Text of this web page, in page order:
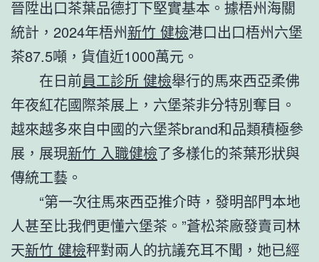
晉陞出口茶葉品德打下堅實基本。據梧州海關
統計，2024年梧州新竹 健檢港口出口梧州六堡
茶87.5噸，貨值近1000萬元。
在日前員工診所 健檢舉行的馬來西亞柔佛
年夜紅花國際茶展上，六堡茶非分特別奪目。
越來越多來自中國的六堡茶brand和品類積極參
展，展現新竹 入職健檢了多樣化的茶葉形狀與
傳統工藝。
“第一次往馬來西亞推介時，發明部門本地
人甚至比我們更懂六堡茶。”蒼松茶廠發賣司林
天新竹 健檢秤對兩人的抗議充耳不聞，她已經